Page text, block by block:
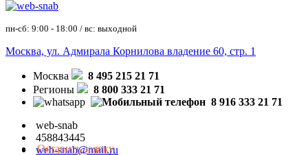
пн-сб: 9:00 - 18:00 / вс: выходной
Москва, ул. Адмирала Корнилова владение 60, стр. 1
Москва
8 495 215 21 71
Регионы
8 800 333 21 71
8 916 333 21 71
web-snab
458843445
web-snab@mail.ru
Оставить заявку